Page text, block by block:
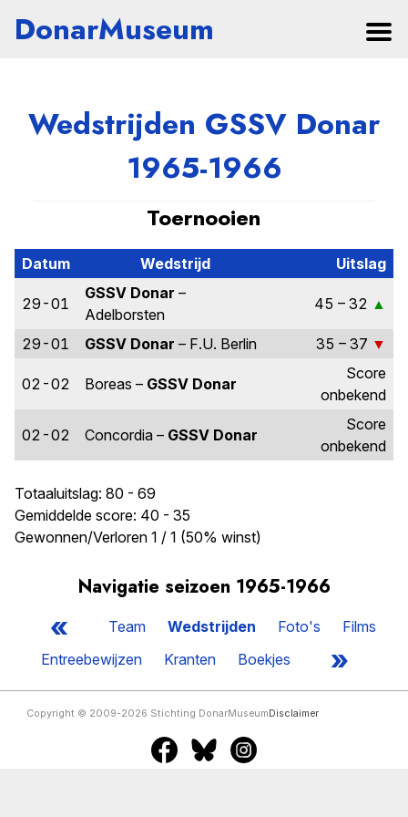
DonarMuseum
Wedstrijden GSSV Donar
1965-1966
Toernooien
Datum Wedstrijd Uitslag
29-01
GSSV Donar –
Adelborsten
45 – 32
29-01 GSSV Donar – F.U. Berlin 35 – 37
02-02 Boreas – GSSV Donar
Score
onbekend
02-02 Concordia – GSSV Donar
Score
onbekend
Totaaluitslag: 80 - 69
Gemiddelde score: 40 - 35
Gewonnen/Verloren 1 / 1 (50% winst)
Navigatie seizoen 1965-1966
« Team Wedstrijden Foto's
Films
Entreebewijzen
Kranten Boekjes »
Copyright © 2009-2026 Stichting DonarMuseum Disclaimer